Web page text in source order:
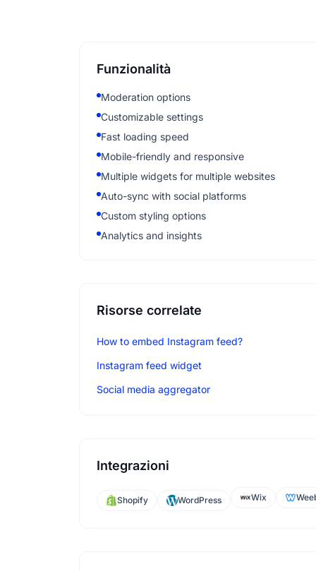
Funzionalità
Moderation options
Customizable settings
Fast loading speed
Mobile-friendly and responsive
Multiple widgets for multiple websites
Auto-sync with social platforms
Custom styling options
Analytics and insights
Risorse correlate
How to embed Instagram feed?
Instagram feed widget
Social media aggregator
Integrazioni
Shopify WordPress Wix